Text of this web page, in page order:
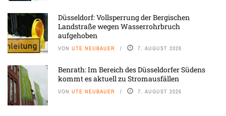
Düsseldorf: Vollsperrung der Bergischen
Landstraße wegen Wasserrohrbruch
aufgehoben
VON UTE NEUBAUER 7. AUGUST 2026
Benrath: Im Bereich des Düsseldorfer Südens
kommt es aktuell zu Stromausfällen
VON UTE NEUBAUER 7. AUGUST 2026